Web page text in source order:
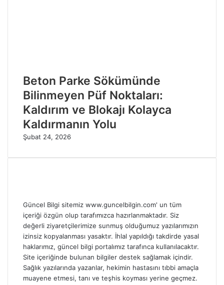
Beton Parke Sökümünde
Bilinmeyen Püf Noktaları:
Kaldırım ve Blokajı Kolayca
Kaldırmanın Yolu
Şubat 24, 2026
Güncel Bilgi sitemiz www.guncelbilgin.com' un tüm
içeriği özgün olup tarafımızca hazırlanmaktadır. Siz
değerli ziyaretçilerimize sunmuş olduğumuz yazılarımızın
izinsiz kopyalanması yasaktır. İhlal yapıldığı takdirde yasal
haklarımız, güncel bilgi portalımız tarafınca kullanılacaktır.
Site içeriğinde bulunan bilgiler destek sağlamak içindir.
Sağlık yazılarında yazanlar, hekimin hastasını tıbbi amaçla
muayene etmesi, tanı ve teşhis koyması yerine geçmez.